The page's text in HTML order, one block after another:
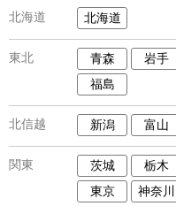
北海道 北海道
東北 青森 岩手
福島
北信越 新潟 富山
関東 茨城 栃木
東京
神奈川